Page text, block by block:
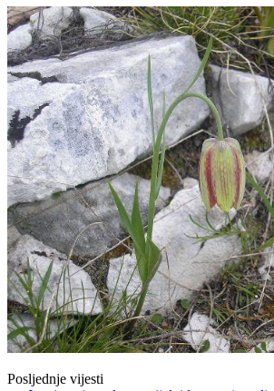
Posljednje vijesti